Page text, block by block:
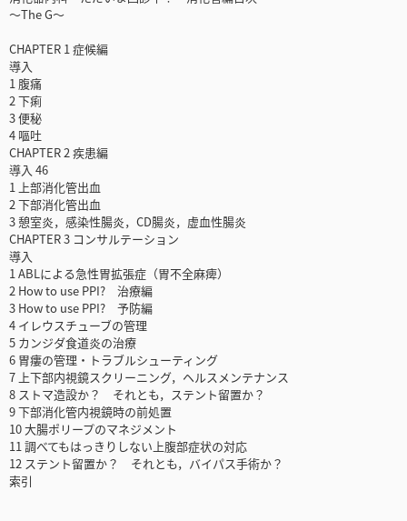
～The G～
CHAPTER 1 症候編
導入
1 腹痛
2 下痢
3 便秘
4 嘔吐
CHAPTER 2 疾患編
導入 46
1 上部消化管出血
2 下部消化管出血
3 憩室炎，感染性腸炎，CD腸炎，虚血性腸炎
CHAPTER 3 コンサルテーション
導入
1 ABLによる急性胃拡張症（胃不全麻痺）
2 How to use PPI? 治療編
3 How to use PPI? 予防編
4 イレウスチューブの管理
5 カンジダ食道炎の治療
6 胃瘻の管理・トラブルシューティング
7 上下部内視鏡スクリーニング，ヘルスメンテナンス
8 ストマ造設か？ それとも，ステント留置か？
9 下部消化管内視鏡時の前処置
10 大腸ポリープのマネジメント
11 調べてもはっきりしない上腹部症状の対応
12 ステント留置か？ それとも，バイパス手術か？
索引